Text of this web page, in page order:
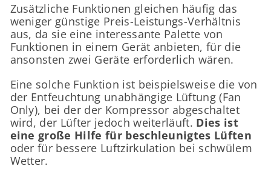
Zusätzliche Funktionen gleichen häufig das
weniger günstige Preis-Leistungs-Verhältnis
aus, da sie eine interessante Palette von
Funktionen in einem Gerät anbieten, für die
ansonsten zwei Geräte erforderlich wären.
Eine solche Funktion ist beispielsweise die von
der Entfeuchtung unabhängige Lüftung (Fan
Only), bei der der Kompressor abgeschaltet
wird, der Lüfter jedoch weiterläuft. Dies ist
eine große Hilfe für beschleunigtes Lüften
oder für bessere Luftzirkulation bei schwülem
Wetter.